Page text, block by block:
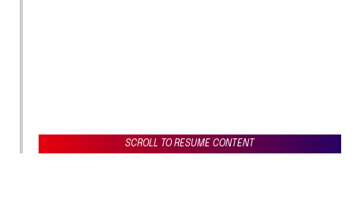
SCROLL TO RESUME CONTENT